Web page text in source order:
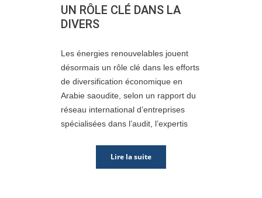
UN RÔLE CLÉ DANS LA
DIVERS
Les énergies renouvelables jouent
désormais un rôle clé dans les efforts
de diversification économique en
Arabie saoudite, selon un rapport du
réseau international d’entreprises
spécialisées dans l’audit, l’expertis
Lire la suite